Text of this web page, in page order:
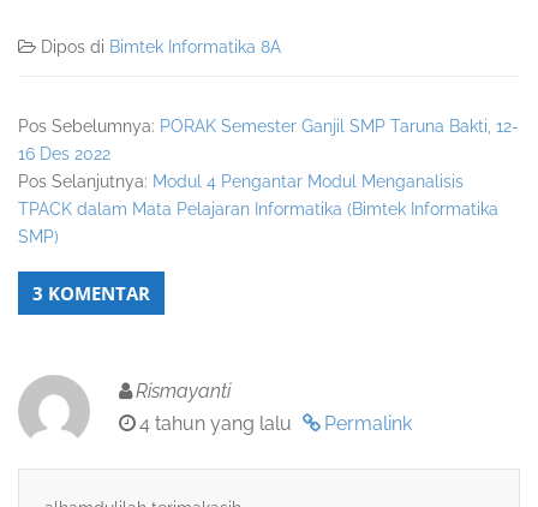
Dipos di Bimtek Informatika 8A
Pos Sebelumnya: PORAK Semester Ganjil SMP Taruna Bakti, 12-
16 Des 2022
Pos Selanjutnya: Modul 4 Pengantar Modul Menganalisis
TPACK dalam Mata Pelajaran Informatika (Bimtek Informatika
SMP)
3 KOMENTAR
Rismayanti
4 tahun yang lalu
Permalink